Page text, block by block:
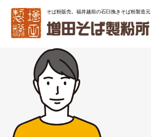
そば粉販売。福井越前の石臼挽きそば粉製造元